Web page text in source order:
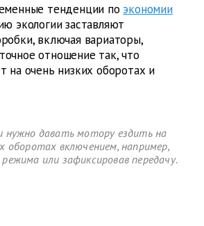
тенденции по экономии
экологии заставляют
включая вариаторы,
отношение так, что
на очень низких оборотах и
нужно давать мотору ездить на
оборотах включением, например,
или зафиксировав передачу.